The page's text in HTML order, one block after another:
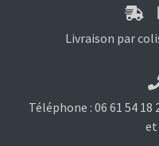
Livraison par
Téléphone : 06 61 54 18
et